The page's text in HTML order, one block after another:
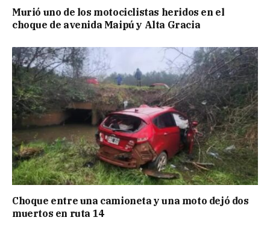
Murió uno de los motociclistas heridos en el
choque de avenida Maipú y Alta Gracia
Choque entre una camioneta y una moto dejó dos
muertos en ruta 14